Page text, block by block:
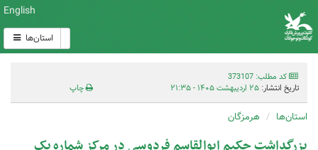
English
استان‌ها
کد مطلب: 373107
تاریخ انتشار: ۲۵ اردیبهشت ۱۴۰۵ - ۲۱:۳۵ چاپ
استان‌ها هرمزگان